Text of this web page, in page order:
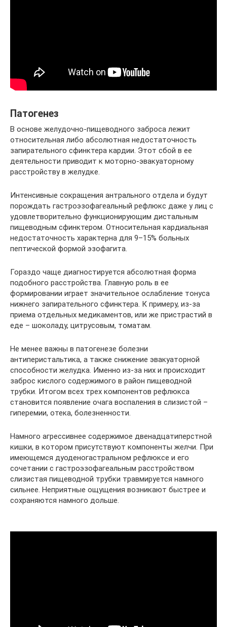
Патогенез
В основе желудочно-пищеводного заброса лежит
относительная либо абсолютная недостаточность
запирательного сфинктера кардии. Этот сбой в ее
деятельности приводит к моторно-эвакуаторному
расстройству в желудке.
Интенсивные сокращения антрального отдела и будут
порождать гастроэзофагеальный рефлюкс даже у лиц с
удовлетворительно функционирующим дистальным
пищеводным сфинктером. Относительная кардиальная
недостаточность характерна для 9–15% больных
пептической формой эзофагита.
Гораздо чаще диагностируется абсолютная форма
подобного расстройства. Главную роль в ее
формировании играет значительное ослабление тонуса
нижнего запирательного сфинктера. К примеру, из-за
приема отдельных медикаментов, или же пристрастий в
еде – шоколаду, цитрусовым, томатам.
Не менее важны в патогенезе болезни
антиперистальтика, а также снижение эвакуаторной
способности желудка. Именно из-за них и происходит
заброс кислого содержимого в район пищеводной
трубки. Итогом всех трех компонентов рефлюкса
становится появление очага воспаления в слизистой –
гиперемии, отека, болезненности.
Намного агрессивнее содержимое двенадцатиперстной
кишки, в котором присутствуют компоненты желчи. При
имеющемся дуоденогастральном рефлюксе и его
сочетании с гастроэзофагеальным расстройством
слизистая пищеводной трубки травмируется намного
сильнее. Неприятные ощущения возникают быстрее и
сохраняются намного дольше.